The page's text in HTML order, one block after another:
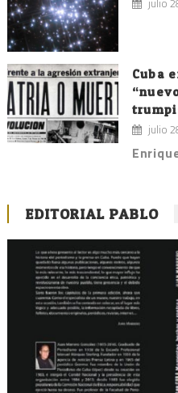
julio
Cuba
julio
EDITORIAL PABLO